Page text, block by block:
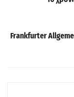
Frankfurter